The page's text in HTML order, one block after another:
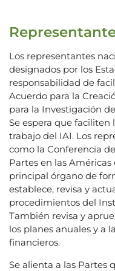
Los representantes
designados por los
responsabilidad de
Acuerdo para la
para la Investigación
Se espera que
trabajo del IAI. Los
como la Conferencia
Partes en las
principal órgano de
establece, revisa y
procedimientos del
También revisa y
los planes anuales y a
financieros.
Se alienta a las Partes